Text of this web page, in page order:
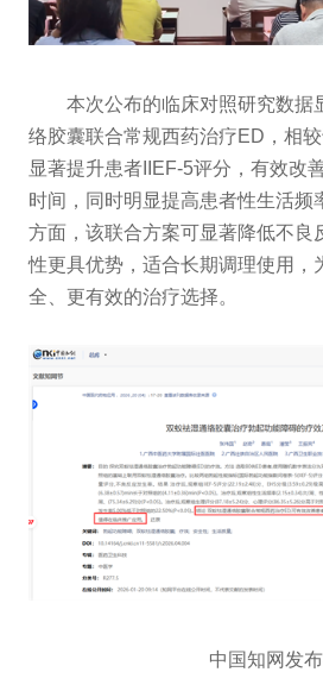
本次公布的临床对照研究数据
络胶囊联合常规西药治疗ED，相
显著提升患者IIEF-5评分，有效改
时间，同时明显提高患者性生活频
方面，该联合方案可显著降低不良
性更具优势，适合长期调理使用，
全、更有效的治疗选择。
中国知网发布